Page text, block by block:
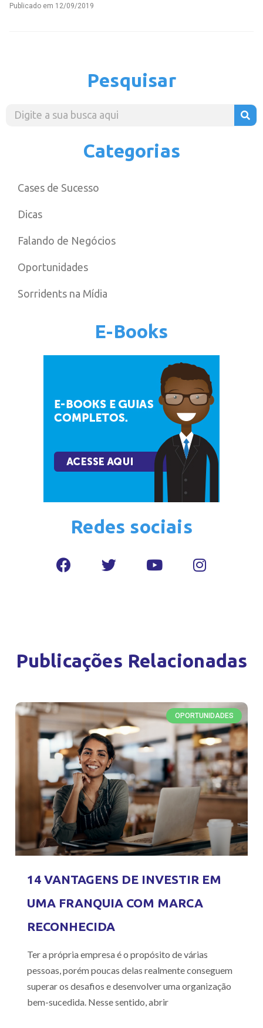
Publicado em 12/09/2019
Pesquisar
Categorias
Cases de Sucesso
Dicas
Falando de Negócios
Oportunidades
Sorridents na Mídia
E-Books
Redes sociais
Publicações Relacionadas
OPORTUNIDADES
14 VANTAGENS DE INVESTIR EM
UMA FRANQUIA COM MARCA
RECONHECIDA
Ter a própria empresa é o propósito de várias
pessoas, porém poucas delas realmente conseguem
superar os desafios e desenvolver uma organização
bem-sucedida. Nesse sentido, abrir